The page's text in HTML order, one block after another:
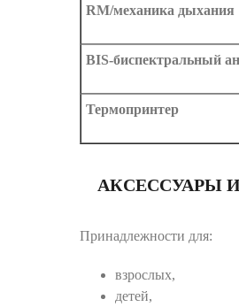
RM/механика дыхания
BIS-биспектральный
Термопринтер
АКСЕССУАРЫ
Принадлежности для:
взрослых,
детей,